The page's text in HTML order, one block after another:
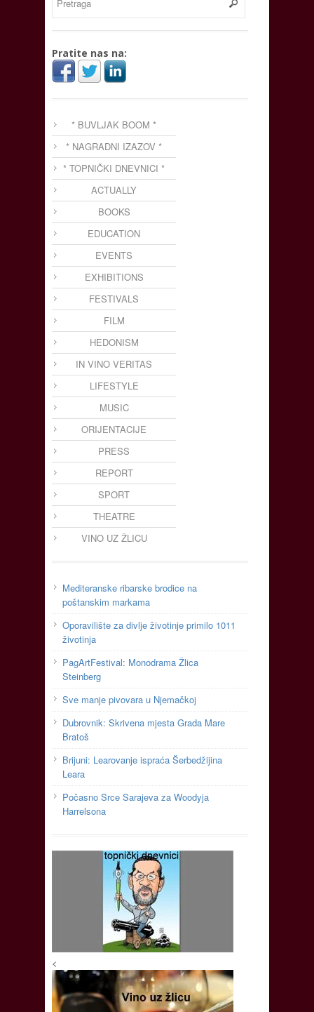
Pratite nas na:
* BUVLJAK BOOM *
* NAGRADNI IZAZOV *
* TOPNIČKI DNEVNICI *
ACTUALLY
BOOKS
EDUCATION
EVENTS
EXHIBITIONS
FESTIVALS
FILM
HEDONISM
IN VINO VERITAS
LIFESTYLE
MUSIC
ORIJENTACIJE
PRESS
REPORT
SPORT
THEATRE
VINO UZ ŽLICU
Mediteranske ribarske brodice na
poštanskim markama
Oporavilište za divlje životinje primilo 1011
životinja
PagArtFestival: Monodrama Žlica
Steinberg
Sve manje pivovara u Njemačkoj
Dubrovnik: Skrivena mjesta Grada Mare
Bratoš
Brijuni: Learovanje ispraća Šerbedžijina
Leara
Počasno Srce Sarajeva za Woodyja
Harrelsona
<